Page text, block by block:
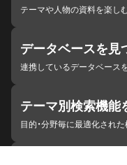
テーマや人物の資料を楽し
データベースを見
連携しているデータベース
テーマ別検索機能
目的・分野毎に最適化され